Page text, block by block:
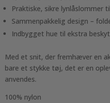
Praktiske, sikre lynlåslommer
Sammenpakkelig design –
Indbygget hue til ekstra
Med et snit, der fremhæver en
bare et stykke tøj, det er en
anvendes.
100% nylon